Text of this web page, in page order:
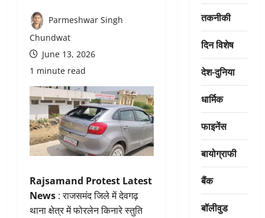
Parmeshwar Singh
Chundwat
June 13, 2026
1 minute read
Rajsamand Protest Latest
News : राजसमंद जिले में देवगढ़
थाना क्षेत्र में फोरलेन किनारे स्तुति
तकनीकी
दिन विशेष
देश-दुनिया
धार्मिक
फाइनेंस
बायोग्राफी
बैंक
बॉलीवुड